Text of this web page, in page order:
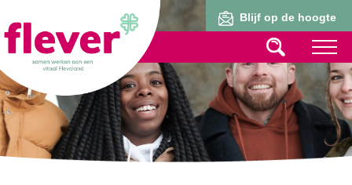
Blijf op de hoogte